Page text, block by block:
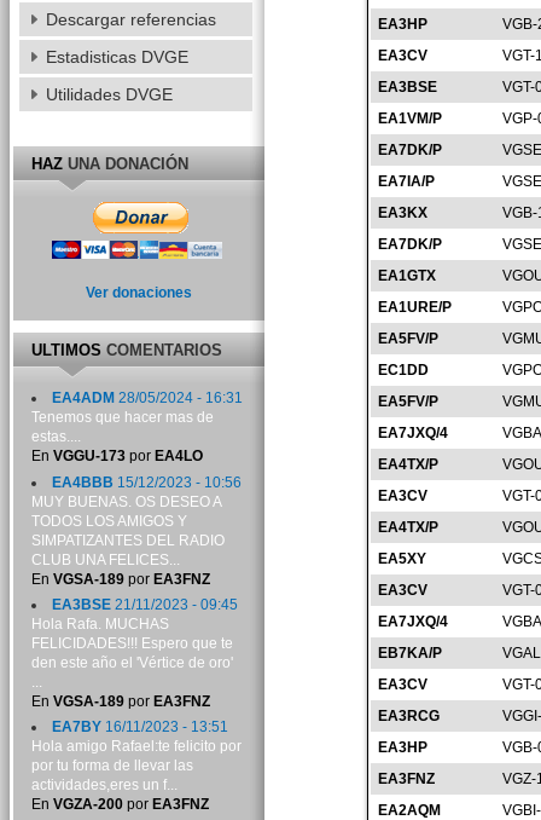
EA3HP
EA3CV
VGT-
EA3BSE
VGT-
EA1VM/P
EA7DK/P
EA7IA/P
EA3KX
EA7DK/P
EA1GTX
EA1URE/P
EA5FV/P
EC1DD
EA5FV/P
EA7JXQ/4
EA4TX/P
EA3CV
VGT-
EA4TX/P
EA5XY
EA3CV
VGT-
EA7JXQ/4
EB7KA/P
EA3CV
VGT-
EA3RCG
EA3HP
EA3FNZ
VGZ-
EA2AQM
Descargar referencias
Estadisticas DVGE
Utilidades DVGE
HAZUNA DONACIÓN
Ver donaciones
ULTIMOSCOMENTARIOS
EA4ADM 28/05/2024 - 16:31
Tenemos que hacer mas de
estas....
En VGGU-173por EA4LO
EA4BBB 15/12/2023 - 10:56
MUY BUENAS. OS DESEO A
TODOS LOS AMIGOS Y
SIMPATIZANTES DEL RADIO
CLUB UNA FELICES...
En VGSA-189por EA3FNZ
EA3BSE21/11/2023 - 09:45
Hola Rafa. MUCHAS
FELICIDADES!!! Espero que te
den este año el 'Vértice de oro'
...
En VGSA-189por EA3FNZ
EA7BY16/11/2023 - 13:51
Hola amigo Rafael:te felicito por
por tu forma de llevar las
actividades,eres un f...
En VGZA-200por EA3FNZ